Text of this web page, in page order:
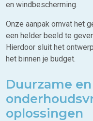
en windbescherming.
Onze aanpak omvat het
een helder beeld te
Hierdoor sluit het
het binnen je budget.
Duurzame en
oplossingen